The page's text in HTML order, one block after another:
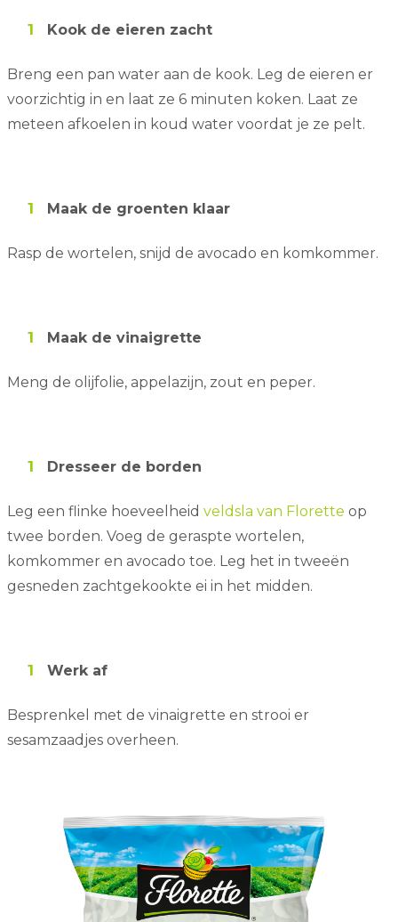
Kook de eieren zacht
Breng een pan water aan de kook. Leg de eieren er
voorzichtig in en laat ze 6 minuten koken. Laat ze
meteen afkoelen in koud water voordat je ze pelt.
Maak de groenten klaar
Rasp de wortelen, snijd de avocado en komkommer.
Maak de vinaigrette
Meng de olijfolie, appelazijn, zout en peper.
Dresseer de borden
Leg een flinke hoeveelheid veldsla van Florette op
twee borden. Voeg de geraspte wortelen,
komkommer en avocado toe. Leg het in tweeën
gesneden zachtgekookte ei in het midden.
Werk af
Besprenkel met de vinaigrette en strooi er
sesamzaadjes overheen.